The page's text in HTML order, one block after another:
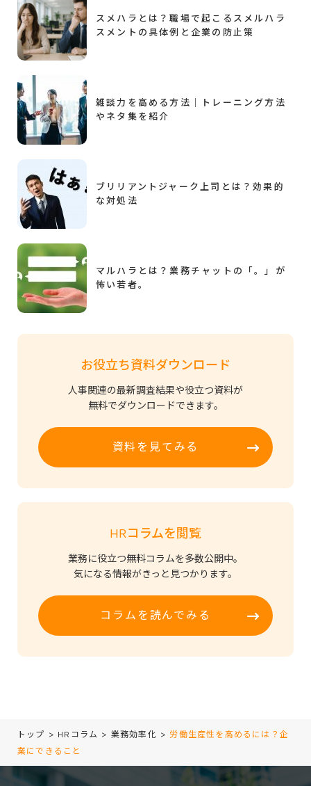
スメハラとは？職場で起こるスメルハラ
スメントの具体例と企業の防止策
雑談力を高める方法｜トレーニング方法
やネタ集を紹介
ブリリアントジャーク上司とは？効果的
な対処法
マルハラとは？業務チャットの「。」が
怖い若者。
お役立ち資料ダウンロード
人事関連の最新調査結果や役立つ資料が
無料でダウンロードできます。
資料を見てみる
HRコラムを閲覧
業務に役立つ無料コラムを多数公開中。
気になる情報がきっと見つかります。
コラムを読んでみる
トップ > HRコラム > 業務効率化 > 労働生産性を高めるには？企
業にできること